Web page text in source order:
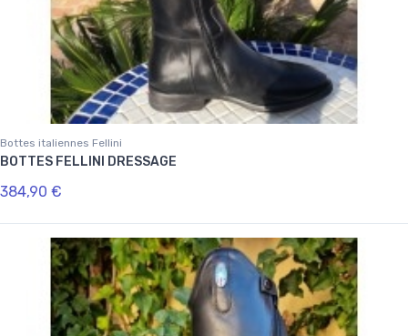
Bottes italiennes Fellini
BOTTES FELLINI DRESSAGE
384,90 €